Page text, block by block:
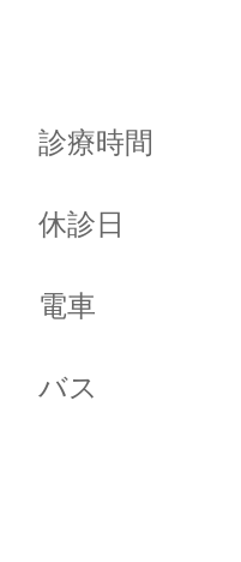
診療時間
休診日
電車
バス